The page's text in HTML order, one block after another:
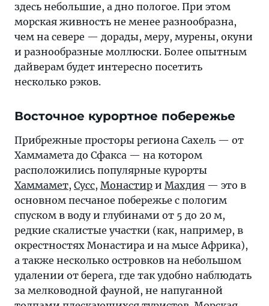
здесь небольшие, а дно пологое. При этом
морская живность не менее разнообразна,
чем на севере — дорады, меру, мурены, окуни
и разнообразные моллюски. Более опытным
дайверам будет интересно посетить
несколько рэков.
Восточное курортное побережье
Прибрежные просторы региона Сахель — от
Хаммамета до Сфакса — на котором
расположились популярные курорты
Хаммамет, Сусс, Монастир и Махдия — это в
основном песчаное побережье с пологим
спуском в воду и глубинами от 5 до 20 м,
редкие скалистые участки (как, например, в
окрестностях Монастира и на мысе Африка),
а также несколько островков на небольшом
удалении от берега, где так удобно наблюдать
за мелководной фауной, не напуганной